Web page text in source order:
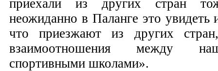
приехали из других стран
неожиданно в Паланге это увидеть
что приезжают из других
взаимоотношения между
спортивными школами».